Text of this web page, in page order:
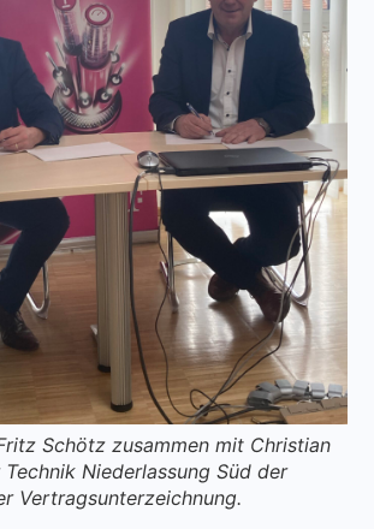
Schötz zusammen mit Christian
Niederlassung Süd der
Vertragsunterzeichnung.